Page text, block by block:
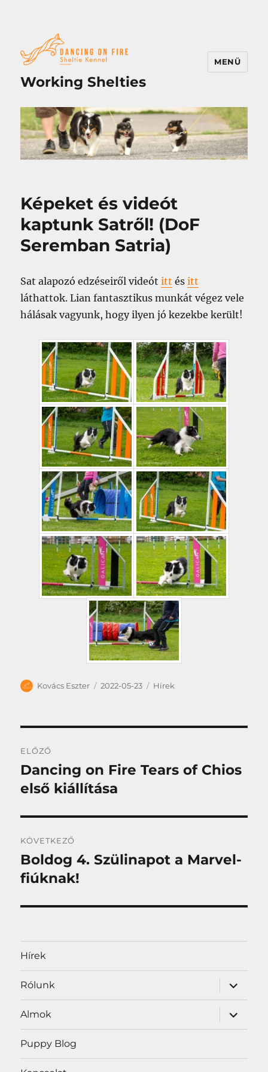
Working Shelties
MENÜ
Képeket és videót
kaptunk Satről! (DoF
Seremban Satria)
Sat alapozó edzéseiről videótitt ésitt
láthattok. Lian fantasztikus munkát végez vele
hálásak vagyunk, hogy ilyen jó kezekbe került!
Szerző
Kovács Eszter Közzétéve
2022-05-23 Kategória
Hírek
navigáció
ELŐZŐ
Korábbi
bejegyzés:
Dancing on Fire Tears of Chios
első kiállítása
KÖVETKEZŐ
Következő
bejegyzés:
Boldog 4. Szülinapot a Marvel-
fiúknak!
Hírek
Rólunk
almenü
Almok
almenü
Puppy Blog